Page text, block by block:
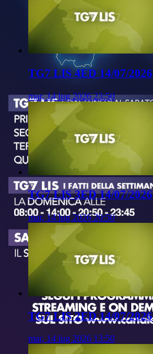
TG7 LIS 4ED 14/07/2026
mar, 14 lug 2026 23:50
TG7 LIS 3ED 14/07/2026
mar, 14 lug 2026 20:50
TG7 LIS 2ED 14/07/2026
mar, 14 lug 2026 13:50